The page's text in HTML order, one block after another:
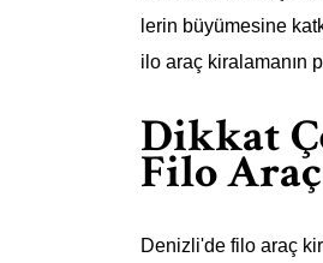
lerin büyümesine
ilo araç kiralamanın
Dikkat
Filo
Denizli'de filo araç